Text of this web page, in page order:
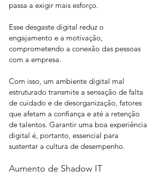
passa a exigir mais esforço.
Esse desgaste digital reduz o
engajamento e a motivação,
comprometendo a conexão das pessoas
com a empresa.
Com isso, um ambiente digital mal
estruturado transmite a sensação de falta
de cuidado e de desorganização, fatores
que afetam a confiança e até a retenção
de talentos. Garantir uma boa experiência
digital é, portanto, essencial para
sustentar a cultura de desempenho.
Aumento de Shadow IT